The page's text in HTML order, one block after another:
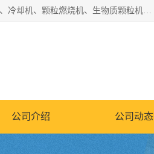
济南恒瑞达机械有限公司主营：颗粒机、环模颗粒机、平模颗粒机、粉碎机、滚筒筛分机、冷却机、颗粒燃烧机、生物质颗粒机、木屑颗粒机、秸秆颗粒机、饲料颗粒机、燃料颗粒机、木材粉碎机、秸秆粉碎机、饲料粉碎机、颗粒冷却机、锯末滚筒筛、锤片粉碎机、滚筒筛、搅拌机等产品。
公司介绍 公司动态